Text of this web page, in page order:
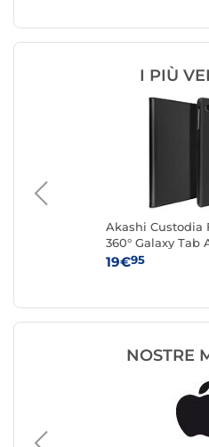
I PIÙ
Akashi Custodia
360° Galaxy Tab
19€95
NOSTRE